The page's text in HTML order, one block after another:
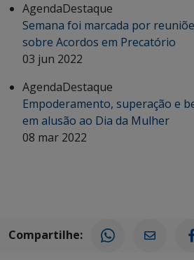
AgendaDestaque
Semana foi marcada por
sobre Acordos em Precatório
03 jun 2022
AgendaDestaque
Empoderamento, superação e
em alusão ao Dia da Mulher
08 mar 2022
Compartilhe: